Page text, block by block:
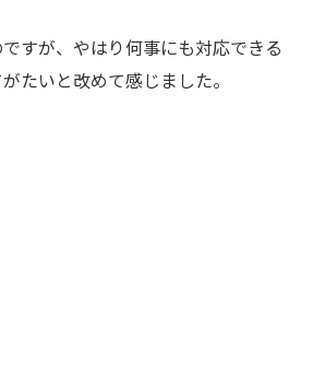
すが、やはり何事にも対応できる
たいと改めて感じました。